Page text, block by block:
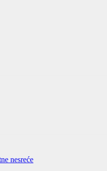
nesreće